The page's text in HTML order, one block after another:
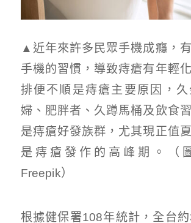
▲近年來許多民眾手機成癮，
手機的習慣，導致痔瘡有年輕
排便不順是痔瘡主要原因，
婦、肥胖者、久蹲馬桶及飲食
是痔瘡好發族群，尤其現正值
是痔瘡發作的高峰期。（
Freepik）
根據健保署108年統計，全台